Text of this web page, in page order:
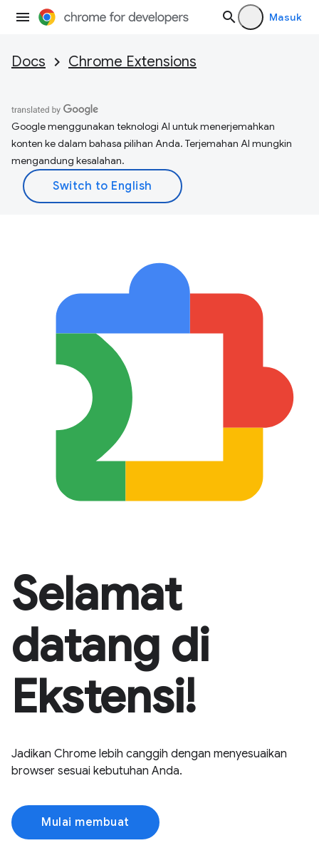
Masuk
Docs Chrome Extensions
Google menggunakan teknologi AI untuk menerjemahkan
konten ke dalam bahasa pilihan Anda. Terjemahan AI mungkin
mengandung kesalahan.
Selamat
datang di
Ekstensi!
Jadikan Chrome lebih canggih dengan menyesuaikan
browser sesuai kebutuhan Anda.
Mulai membuat